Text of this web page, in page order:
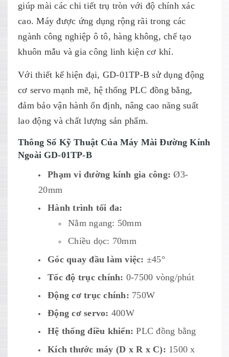
giúp mài các chi tiết trụ tròn với độ chính xác
cao. Máy được ứng dụng rộng rãi trong các
ngành công nghiệp ô tô, hàng không, chế tạo
khuôn mẫu và gia công linh kiện cơ khí.
Với thiết kế hiện đại, GD-01TP-B sử dụng động
cơ servo mạnh mẽ, hệ thống PLC đồng bằng,
đảm bảo vận hành ổn định, nâng cao năng suất
lao động và chất lượng sản phẩm.
Thông Số Kỹ Thuật Của Máy Mài Đường Kính
Ngoài GD-01TP-B
Phạm vi đường kính gia công: Ø3-
20mm
Hành trình tối đa:
Nằm ngang: 50mm
Chiều dọc: 70mm
Góc quay đầu làm việc: ±45°
Tốc độ trục chính: 0-7500 vòng/phút
Động cơ trục chính: 750W
Động cơ servo: 400W
Hệ thống điều khiển: PLC đồng bằng
Kích thước máy (D x R x C): 1500 x